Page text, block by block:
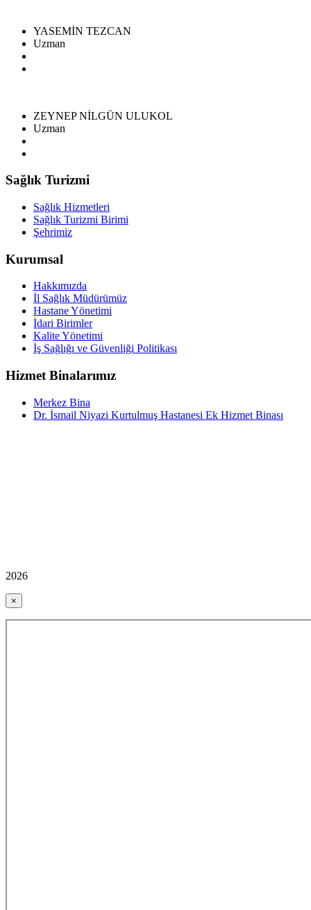
YASEMİN TEZCAN
Uzman
ZEYNEP NİLGÜN ULUKOL
Uzman
Sağlık Turizmi
Sağlık Hizmetleri
Sağlık Turizmi Birimi
Şehrimiz
Kurumsal
Hakkımızda
İl Sağlık Müdürümüz
Hastane Yönetimi
İdari Birimler
Kalite Yönetimi
İş Sağlığı ve Güvenliği Politikası
Hizmet Binalarımız
Merkez Bina
Dr. İsmail Niyazi Kurtulmuş Hastanesi Ek Hizmet Binası
2026
×